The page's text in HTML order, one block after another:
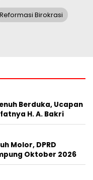
Reformasi Birokrasi
Berduka, Ucapan
H. A. Bakri
Molor, DPRD
Oktober 2026